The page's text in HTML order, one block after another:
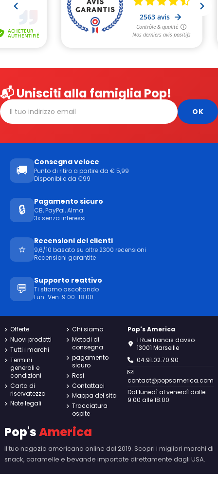
📬 Unisciti alla famiglia Pop!
🚚
Consegna veloce
Punto di ritiro a partire da € 5,99
Disponibile da €99
🔒
Pagamento sicuro
CB, PayPal, Alma
3x senza interessi
⭐
Recensioni dei clienti
9,6/10 basato su oltre 2300 recensioni
Recensioni garantite
💬
Supporto reattivo
Ti stiamo ascoltando
Lun-Ven: 9:00-18:00
Offerte
Nuovi prodotti
Tutti i marchi
Termini
generali e
condizioni
Carta di
riservatezza
Note legali
Chi siamo
Metodi di
consegna
pagamento
sicuro
Resi
Contattaci
Mappa del sito
Tracciatura
ospite
Pop's America
1 Rue francis davso
13001 Marseille
04.91.02.70.90
contact@popsamerica.com
Dal lunedì al venerdì dalle
9:00 alle 18:00
Pop'sAmerica
Il tuo negozio americano online dal 2019. Scopri i migliori marchi di
snack, caramelle e bevande importate direttamente dagli USA.